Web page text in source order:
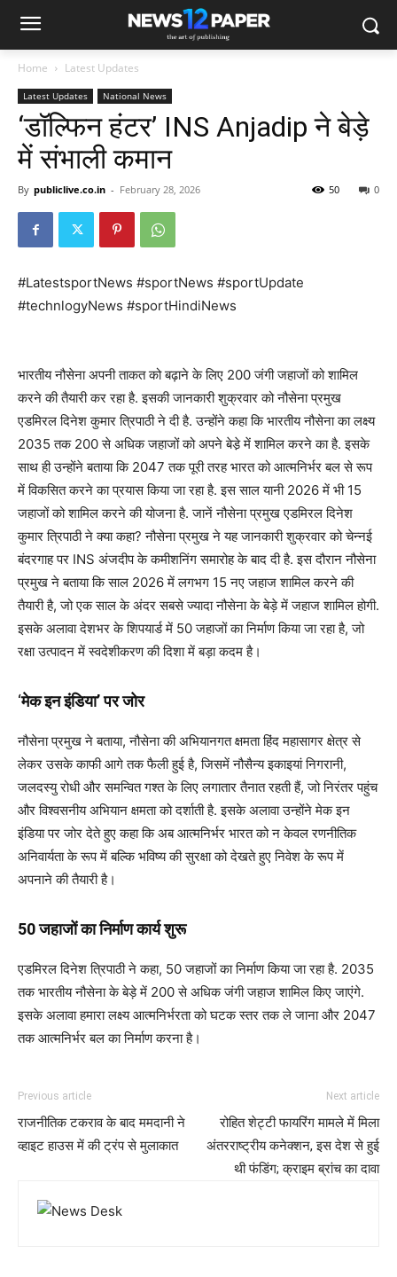
Home Latest Updates
Latest Updates National News
‘डॉल्फिन हंटर’ INS Anjadip ने बेड़े
में संभाली कमान
By publiclive.co.in - February 28, 2026 0
50
#LatestsportNews #sportNews #sportUpdate
#technlogyNews #sportHindiNews
भारतीय नौसेना अपनी ताकत को बढ़ाने के लिए 200 जंगी जहाजों को शामिल
करने की तैयारी कर रहा है. इसकी जानकारी शुक्रवार को नौसेना प्रमुख
एडमिरल दिनेश कुमार त्रिपाठी ने दी है. उन्होंने कहा कि भारतीय नौसेना का लक्ष्य
2035 तक 200 से अधिक जहाजों को अपने बेडे़ में शामिल करने का है. इसके
साथ ही उन्होंने बताया कि 2047 तक पूरी तरह भारत को आत्मनिर्भर बल से रूप
में विकसित करने का प्रयास किया जा रहा है. इस साल यानी 2026 में भी 15
जहाजों को शामिल करने की योजना है. जानें नौसेना प्रमुख एडमिरल दिनेश
कुमार त्रिपाठी ने क्या कहा? नौसेना प्रमुख ने यह जानकारी शुक्रवार को चेन्नई
बंदरगाह पर INS अंजदीप के कमीशनिंग समारोह के बाद दी है. इस दौरान नौसेना
प्रमुख ने बताया कि साल 2026 में लगभग 15 नए जहाज शामिल करने की
तैयारी है, जो एक साल के अंदर सबसे ज्यादा नौसेना के बेड़े में जहाज शामिल होगी.
इसके अलावा देशभर के शिपयार्ड में 50 जहाजों का निर्माण किया जा रहा है, जो
रक्षा उत्पादन में स्वदेशीकरण की दिशा में बड़ा कदम है।
‘मेक इन इंडिया’ पर जोर
नौसेना प्रमुख ने बताया, नौसेना की अभियानगत क्षमता हिंद महासागर क्षेत्र से
लेकर उसके काफी आगे तक फैली हुई है, जिसमें नौसैन्य इकाइयां निगरानी,
जलदस्यु रोधी और समन्वित गश्त के लिए लगातार तैनात रहती हैं, जो निरंतर पहुंच
और विश्वसनीय अभियान क्षमता को दर्शाती है. इसके अलावा उन्होंने मेक इन
इंडिया पर जोर देते हुए कहा कि अब आत्मनिर्भर भारत को न केवल रणनीतिक
अनिवार्यता के रूप में बल्कि भविष्य की सुरक्षा को देखते हुए निवेश के रूप में
अपनाने की तैयारी है।
50 जहाजों का निर्माण कार्य शुरू
एडमिरल दिनेश त्रिपाठी ने कहा, 50 जहाजों का निर्माण किया जा रहा है. 2035
तक भारतीय नौसेना के बेड़े में 200 से अधिक जंगी जहाज शामिल किए जाएंगे.
इसके अलावा हमारा लक्ष्य आत्मनिर्भरता को घटक स्तर तक ले जाना और 2047
तक आत्मनिर्भर बल का निर्माण करना है।
Previous article
राजनीतिक टकराव के बाद ममदानी ने
व्हाइट हाउस में की ट्रंप से मुलाकात
Next article
रोहित शेट्टी फायरिंग मामले में मिला
अंतरराष्ट्रीय कनेक्शन, इस देश से हुई
थी फंडिंग; क्राइम ब्रांच का दावा